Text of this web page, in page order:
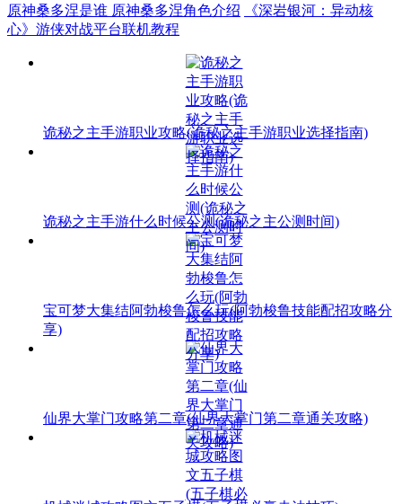
原神桑多涅是谁 原神桑多涅角色介绍
《深岩银河：异动核
心》游侠对战平台联机教程
诡秘之主手游职业攻略(诡秘之主手游职业选择指南)
诡秘之主手游什么时候公测(诡秘之主公测时间)
宝可梦大集结阿勃梭鲁怎么玩(阿勃梭鲁技能配招攻略分
享)
仙界大掌门攻略第二章(仙界大掌门第二章通关攻略)